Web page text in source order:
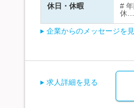
休日・休暇
#
休…
企業からのメッセージを
求人詳細を見る